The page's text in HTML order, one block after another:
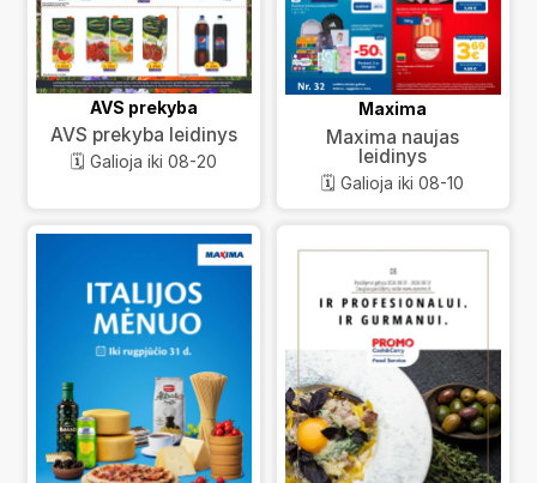
AVS prekyba
AVS prekyba leidinys
🗓️ Galioja iki 08-20
Maxima
Maxima naujas
leidinys
🗓️ Galioja iki 08-10